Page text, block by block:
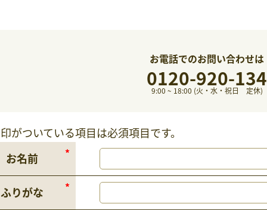
お電話でのお問い合わせは
0120-920-134
9:00 ~ 18:00 (火・水・祝日 定休)
印がついている項目は必須項目です。
お名前
ふりがな